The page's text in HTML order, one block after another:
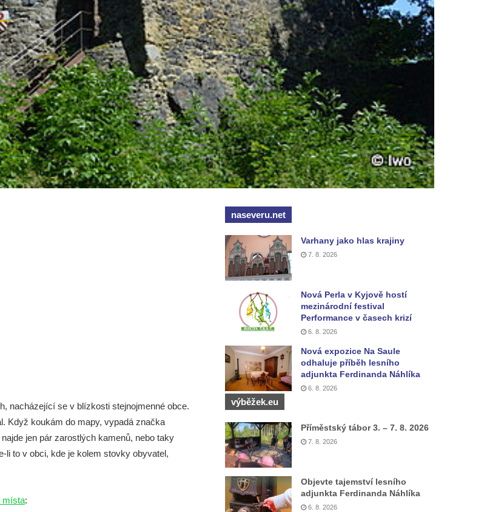
nacházející se v blízkosti stejnojmenné obce.
Když koukám do mapy, vypadá značka
jen pár zarostlých kamenů, nebo taky
li to v obci, kde je kolem stovky obyvatel,
místa:
naseveru.net
Varhany jako hlas krajiny
7. 8. 2026
Nová Perla v Kyjově hostí
mezinárodní festival
Performance v časech krizí
6. 8. 2026
Nová expozice Na Saule
odhaluje příběh lesního
adjunkta Ferdinanda Náhlíka
6. 8. 2026
výběžek.eu
Příměstský tábor 3. – 7. 8. 2026
7. 8. 2026
Objevte tajemství lesního
adjunkta Ferdinanda Náhlíka
6. 8. 2026